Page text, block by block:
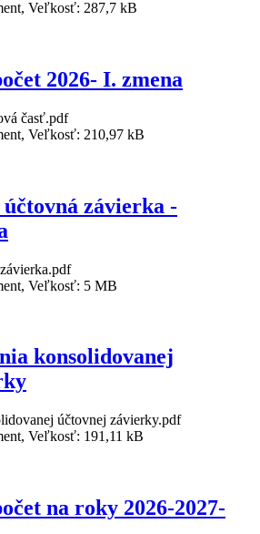
Veľkosť: 287,7 kB
2026- I. zmena
časť.pdf
Veľkosť: 210,97 kB
závierka -
Veľkosť: 5 MB
konsolidovanej
účtovnej závierky.pdf
Veľkosť: 191,11 kB
na roky 2026-2027-